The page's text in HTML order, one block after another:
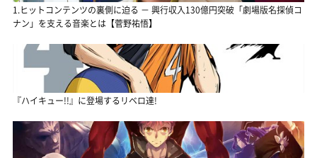
1.ヒットコンテンツの裏側に迫る － 興行収入130億円突破「劇場版名探偵コ
ナン」を支える音楽とは【菅野祐悟】
『ハイキュー!!』に登場するリベロ達!